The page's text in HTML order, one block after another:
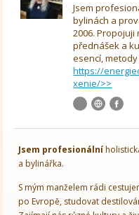
Jsem
bylinách a
2006.
přednášek a
esencí, metody
https://
xenie/>>
Jsem profesionální
a bylinářka.
S mým manželem rádi
po Evropě, studovat